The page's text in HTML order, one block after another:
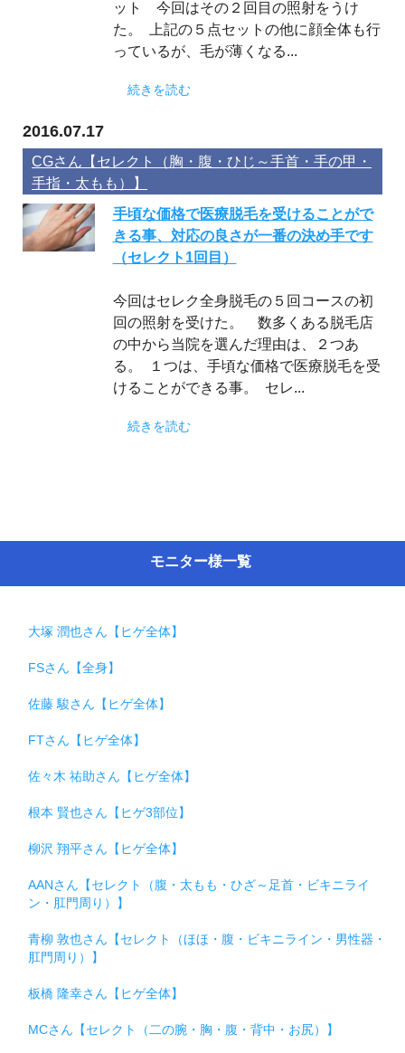
ット 今回はその２回目の照射をうけ
た。 上記の５点セットの他に顔全体も行
っているが、毛が薄くなる...
続きを読む
2016.07.17
CGさん【セレクト（胸・腹・ひじ～手首・手の甲・
手指・太もも）】
手頃な価格で医療脱毛を受けることがで
きる事、対応の良さが一番の決め手です
（セレクト1回目）
今回はセレク全身脱毛の５回コースの初
回の照射を受けた。 数多くある脱毛店
の中から当院を選んだ理由は、２つあ
る。 １つは、手頃な価格で医療脱毛を受
けることができる事。 セレ...
続きを読む
モニター様一覧
大塚 潤也さん【ヒゲ全体】
FSさん【全身】
佐藤 駿さん【ヒゲ全体】
FTさん【ヒゲ全体】
佐々木 祐助さん【ヒゲ全体】
根本 賢也さん【ヒゲ3部位】
柳沢 翔平さん【ヒゲ全体】
AANさん【セレクト（腹・太もも・ひざ～足首・ビキニライ
ン・肛門周り）】
青柳 敦也さん【セレクト（ほほ・腹・ビキニライン・男性器・
肛門周り）】
板橋 隆幸さん【ヒゲ全体】
MCさん【セレクト（二の腕・胸・腹・背中・お尻）】